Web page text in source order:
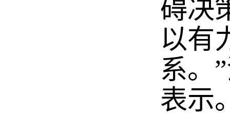
碍决
以有
系。
表示